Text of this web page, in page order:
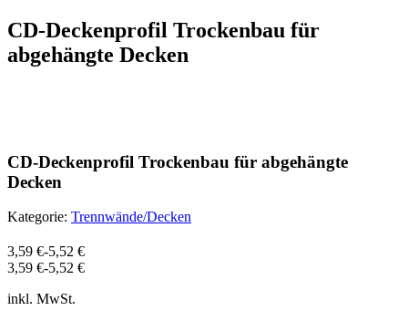
CD-Deckenprofil Trockenbau für
abgehängte Decken
CD-Deckenprofil Trockenbau für abgehängte
Decken
Kategorie: Trennwände/Decken
3,59 €-5,52 €
3,59 €-5,52 €
inkl. MwSt.